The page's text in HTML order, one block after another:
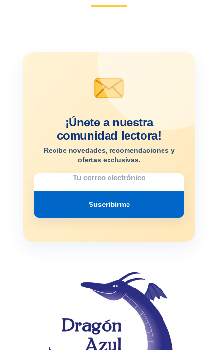
¡Únete a nuestra
comunidad lectora!
Recibe novedades, recomendaciones y
ofertas exclusivas.
Suscribirme